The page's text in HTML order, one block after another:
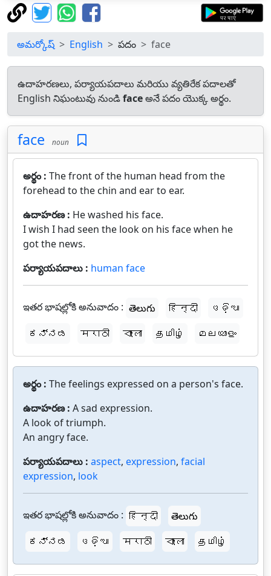
అమర్కోష్ English పదం face
ఉదాహరణలు, పర్యాయపదాలు మరియు వ్యతిరేక పదాలతో
English నిఘంటువు నుండిfaceఅనే పదం యొక్క అర్థం.
face noun
అర్థం : The front of the human head from the
forehead to the chin and ear to ear.
ఉదాహరణ : He washed his face.
I wish I had seen the look on his face when he
got the news.
పర్యాయపదాలు : human face
ఇతర భాషల్లోకి అనువాదం : తెలుగు हिन्दी
ଓଡ଼ିଆ
ಕನ್ನಡ
मराठी বাংলা தமிழ் മലയാളം
అర్థం : The feelings expressed on a person's face.
ఉదాహరణ : A sad expression.
A look of triumph.
An angry face.
పర్యాయపదాలు : aspect, expression, facial
expression, look
ఇతర భాషల్లోకి అనువాదం : हिन्दी
తెలుగు
ಕನ್ನಡ
ଓଡ଼ିଆ मराठी বাংলা தமிழ்